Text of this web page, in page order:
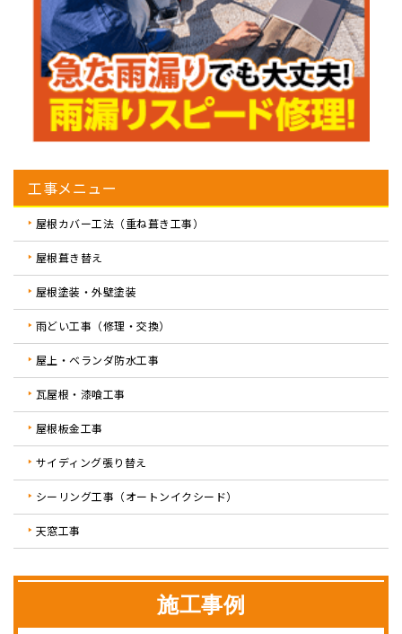
工事メニュー
屋根カバー工法（重ね葺き工事）
屋根葺き替え
屋根塗装・外壁塗装
雨どい工事（修理・交換）
屋上・ベランダ防水工事
瓦屋根・漆喰工事
屋根板金工事
サイディング張り替え
シーリング工事（オートンイクシード）
天窓工事
施工事例